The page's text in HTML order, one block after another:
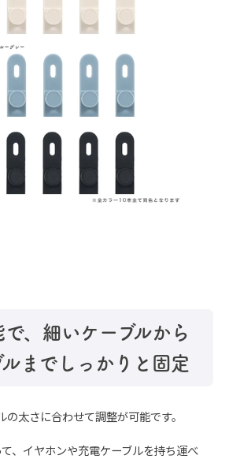
、 細いケーブルから
までしっかりと固定
太さに合わせて調整が可能です。
、イヤホンや充電ケーブルを持ち運べ